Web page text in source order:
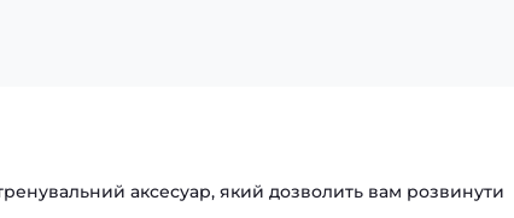
аксесуар, який дозволить вам розвинути